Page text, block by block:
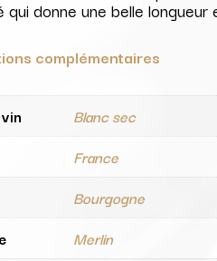
qui donne une belle
complémentaires
Blanc sec
France
Bourgogne
Merlin